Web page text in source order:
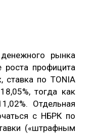
рынка
роста профицита
ставка по TONIA
тогда как
Отдельная
с НБРК по
(«штрафным